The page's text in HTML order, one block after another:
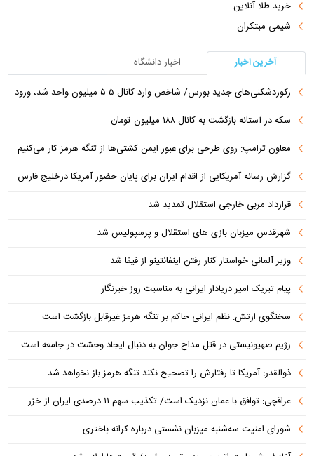
خرید طلا آنلاین
شیمی مبتکران
آخرین اخبار
اخبار دانشگاه
رکوردشکنی‌های جدید بورس/ شاخص وارد کانال ۵.۵ میلیون واحد شد، ورود ۹ همت پول حقیقی
سکه در آستانه بازگشت به کانال ۱۸۸ میلیون تومان
معاون ترامپ: روی طرحی برای عبور ایمن کشتی‌ها از تنگه هرمز کار می‌کنیم
گزارش رسانه آمریکایی از اقدام ایران برای پایان حضور آمریکا درخلیج فارس
قرارداد مربی خارجی استقلال تمدید شد
شهرقدس میزبان بازی های استقلال و پرسپولیس شد
وزیر آلمانی خواستار کنار رفتن اینفانتینو از فیفا شد
پیام تبریک امیر دریادار ایرانی به مناسبت روز خبرنگار
سخنگوی ارتش: نظم ایرانی حاکم بر تنگه هرمز غیرقابل بازگشت است
رژیم صهیونیستی در قتل مداح جوان به دنبال ایجاد وحشت در جامعه است
ذوالقدر: آمریکا تا رفتارش را تصحیح نکند تنگه هرمز باز نخواهد شد
عراقچی: توافق با عمان نزدیک است/ تکذیب سهم ۱۱ درصدی ایران از خزر
شورای امنیت سه‌شنبه میزبان نشستی درباره کرانه باختری